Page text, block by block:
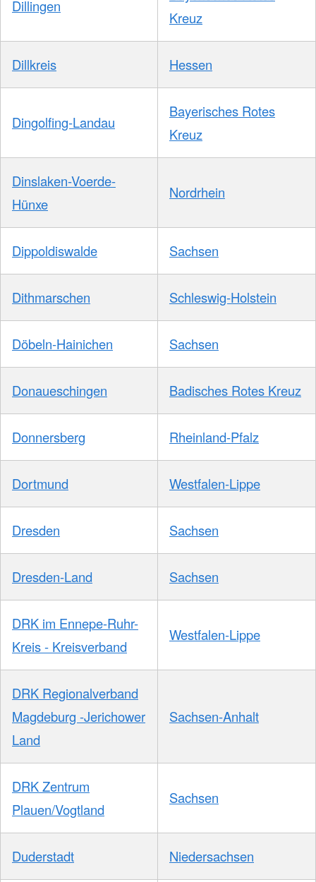
Dillingen
Kreuz
Dillkreis Hessen
Dingolfing-Landau
Bayerisches Rotes
Kreuz
Dinslaken-Voerde-
Hünxe
Nordrhein
Dippoldiswalde Sachsen
Dithmarschen Schleswig-Holstein
Döbeln-Hainichen Sachsen
Donaueschingen Badisches Rotes Kreuz
Donnersberg Rheinland-Pfalz
Dortmund Westfalen-Lippe
Dresden Sachsen
Dresden-Land Sachsen
DRK im Ennepe-Ruhr-
Kreis - Kreisverband
Westfalen-Lippe
DRK Regionalverband
Magdeburg -Jerichower
Land
Sachsen-Anhalt
DRK Zentrum
Plauen/Vogtland
Sachsen
Duderstadt Niedersachsen